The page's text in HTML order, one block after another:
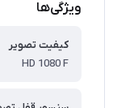
ویژگی‌ها
کیفیت تصویر
HD 1080 F